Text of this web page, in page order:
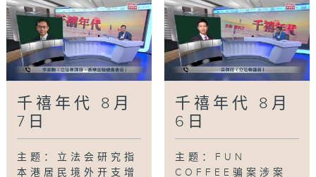
Tag: 萧洛汶,FM926香港电台第一台,公共事
务专页,千禧年代,港台电视31
千禧年代 8月
7日
主题：立法会研究指
本港居民境外开支增
千禧年代 8月
6日
主题：FUN
COFFEE骗案涉案